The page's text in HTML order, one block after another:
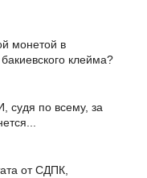
монетой в
клейма?
судя по всему, за
от СДПК,